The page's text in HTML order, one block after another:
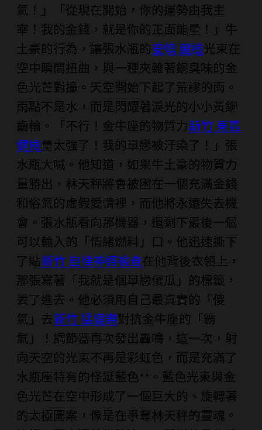
氣！」「從現在開始，你的運勢由我主
宰！我的金錢，就是你的正面能量！」牛
土豪的行為，讓張水瓶的安慎 健檢光束在
空中瞬間扭曲，與一種夾雜著銅臭味的金
色光芒對撞。天空開始下起了荒謬的雨。
雨點不是水，而是閃耀著淚光的小小黃銅
齒輪。「不行！金牛座的物質力新竹 東區
健檢量太強了！我的單戀被汙染了！」張
水瓶大喊。他知道，如果牛土豪的物質力
量勝出，林天秤將會被困在一個充滿金錢
和俗氣的虛假愛情裡，而他將永遠失去機
會。張水瓶看向那機器，還剩下最後一個
可以輸入的「情緒燃料」口。他迅速撕下
了貼新竹 自律神經檢查在他背後衣領上，
那張寫著「我就是個單戀傻瓜」的標籤，
丟了進去。他必須用自己最真實的「傻
氣」去新竹 猛健樂對抗金牛座的「霸
氣」！調節器再次發出轟鳴，這一次，射
向天空的光束不再是彩虹色，而是充滿了
水瓶座特有的怪誕藍色**。藍色光束與金
色光芒在空中形成了一個巨大的、旋轉著
的太極圖案，像是在爭奪林天秤的靈魂。